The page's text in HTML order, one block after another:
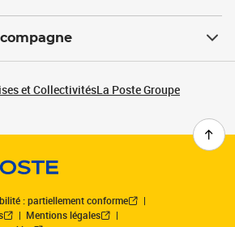
et CollectivitésLa Poste Groupe
: partiellement conforme
Mentions légales